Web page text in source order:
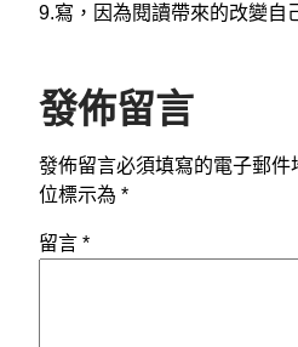
9.寫，因為閱讀帶來的改變自
發佈留言
發佈留言必須填寫的電子郵件
位標示為 *
留言 *